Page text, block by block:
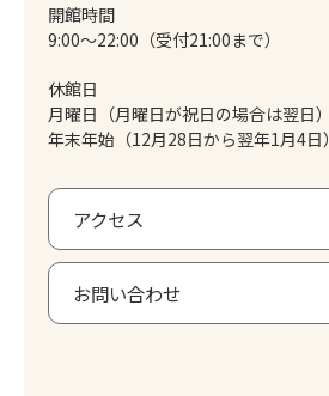
開館時間
9:00～22:00（受付21:00まで）
休館日
月曜日（月曜日が祝日の場合は翌日）
年末年始（12月28日から翌年1月4日）
アクセス
お問い合わせ